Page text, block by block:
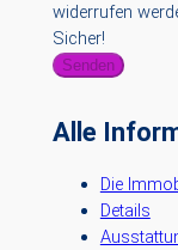
widerrufen
Sicher!
Senden
Alle
Die
Details